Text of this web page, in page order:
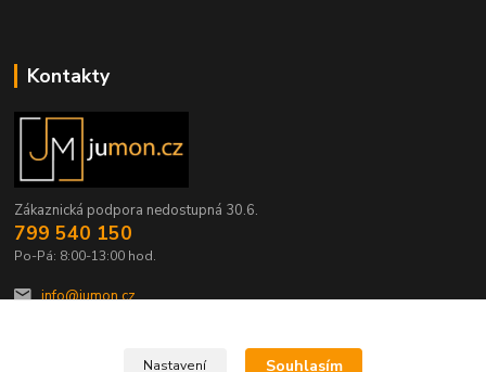
Kontakty
Zákaznická podpora nedostupná 30.6.
799 540 150
Po-Pá: 8:00-13:00 hod.
info@jumon.cz
Nastavení Souhlasím